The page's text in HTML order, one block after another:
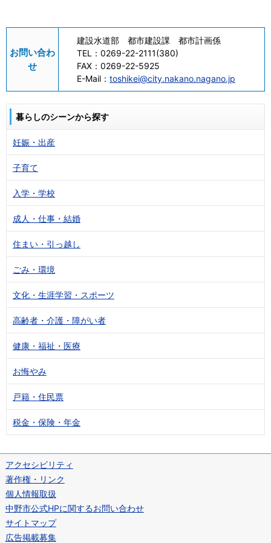
お問い合わ
せ
建設水道部 都市建設課 都市計画係
TEL： 0269-22-2111(380)
FAX： 0269-22-5925
E-Mail： toshikei@city.nakano.nagano.jp
暮らしのシーンから探す
妊娠・出産
子育て
入学・学校
成人・仕事・結婚
住まい・引っ越し
ごみ・環境
文化・生涯学習・スポーツ
高齢者・介護・障がい者
健康・福祉・医療
お悔やみ
戸籍・住民票
税金・保険・年金
アクセシビリティ
著作権・リンク
個人情報取扱
中野市公式HPに関するお問い合わせ
サイトマップ
広告掲載募集